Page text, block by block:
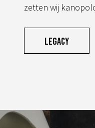
zetten wij
Legacy